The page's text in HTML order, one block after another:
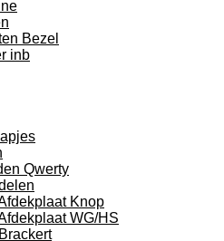
Bezel
inb
Qwerty
Knop
WG/HS